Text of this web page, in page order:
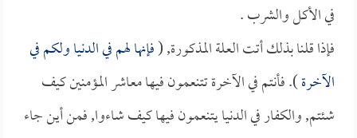
في الأكل والشرب .
فإذا قلنا بذلك أتت العلة المذكورة, (فإنها لهم في الدنيا ولكم في
الآخرة). فأنتم في الآخرة تتنعمون فيها معاشر المؤمنين كيف
شئتم, والكفار في الدنيا يتنعمون فيها كيف شاءوا, فمن أين جاء